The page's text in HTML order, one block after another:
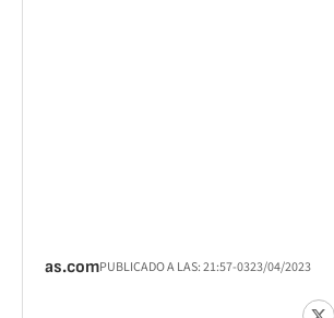
as.comPUBLICADO A LAS:21:57-0323/04/2023